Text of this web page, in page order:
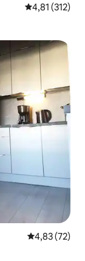
Gemiddelde
4,81 (312)
Gemiddelde
4,83 (72)